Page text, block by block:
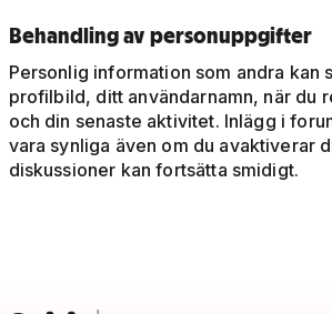
Behandling av personuppgifter
Personlig information som andra kan
profilbild, ditt användarnamn, när du
och din senaste aktivitet. Inlägg i
vara synliga även om du avaktiverar
diskussioner kan fortsätta smidigt.